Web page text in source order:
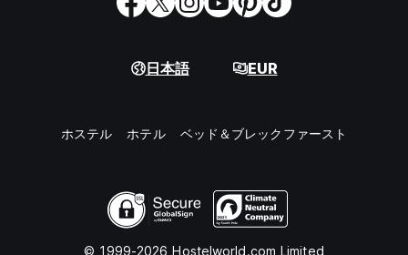
日本語 EUR
ホステル ホテル ベッド＆ブレックファースト
© 1999-2026 Hostelworld.com Limited